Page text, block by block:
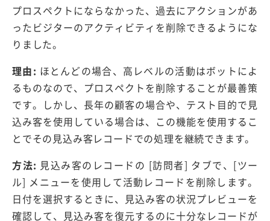
プロスペクトにならなかった、過去にアクションがあ
ったビジターのアクティビティを削除できるようにな
りました。
理由: ほとんどの場合、高レベルの活動はボットによ
るものなので、プロスペクトを削除することが最善策
です。しかし、長年の顧客の場合や、テスト目的で見
込み客を使用している場合は、この機能を使用するこ
とでその見込み客レコードでの処理を継続できます。
方法: 見込み客のレコードの [訪問者] タブで、[ツー
ル] メニューを使用して活動レコードを削除します。
日付を選択するときに、見込み客の状況プレビューを
確認して、見込み客を復元するのに十分なレコードが